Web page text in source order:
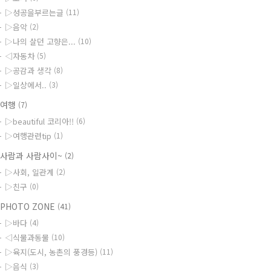
▷성공을부르는글 (11)
▷음악 (2)
▷나의 살던 고향은... (10)
◁자동차 (5)
▷공감과 생각 (8)
▷일상에서.. (3)
행 (7)
▷beautiful 코리아!! (6)
▷여행관련tip (1)
람과 사람사이~ (2)
▷사회, 일관계 (2)
▷친구 (0)
ZONE (41)
▷바다 (4)
◁식물과동물 (10)
▷육지(도시, 농촌의 풍경등) (11)
▷음식 (3)